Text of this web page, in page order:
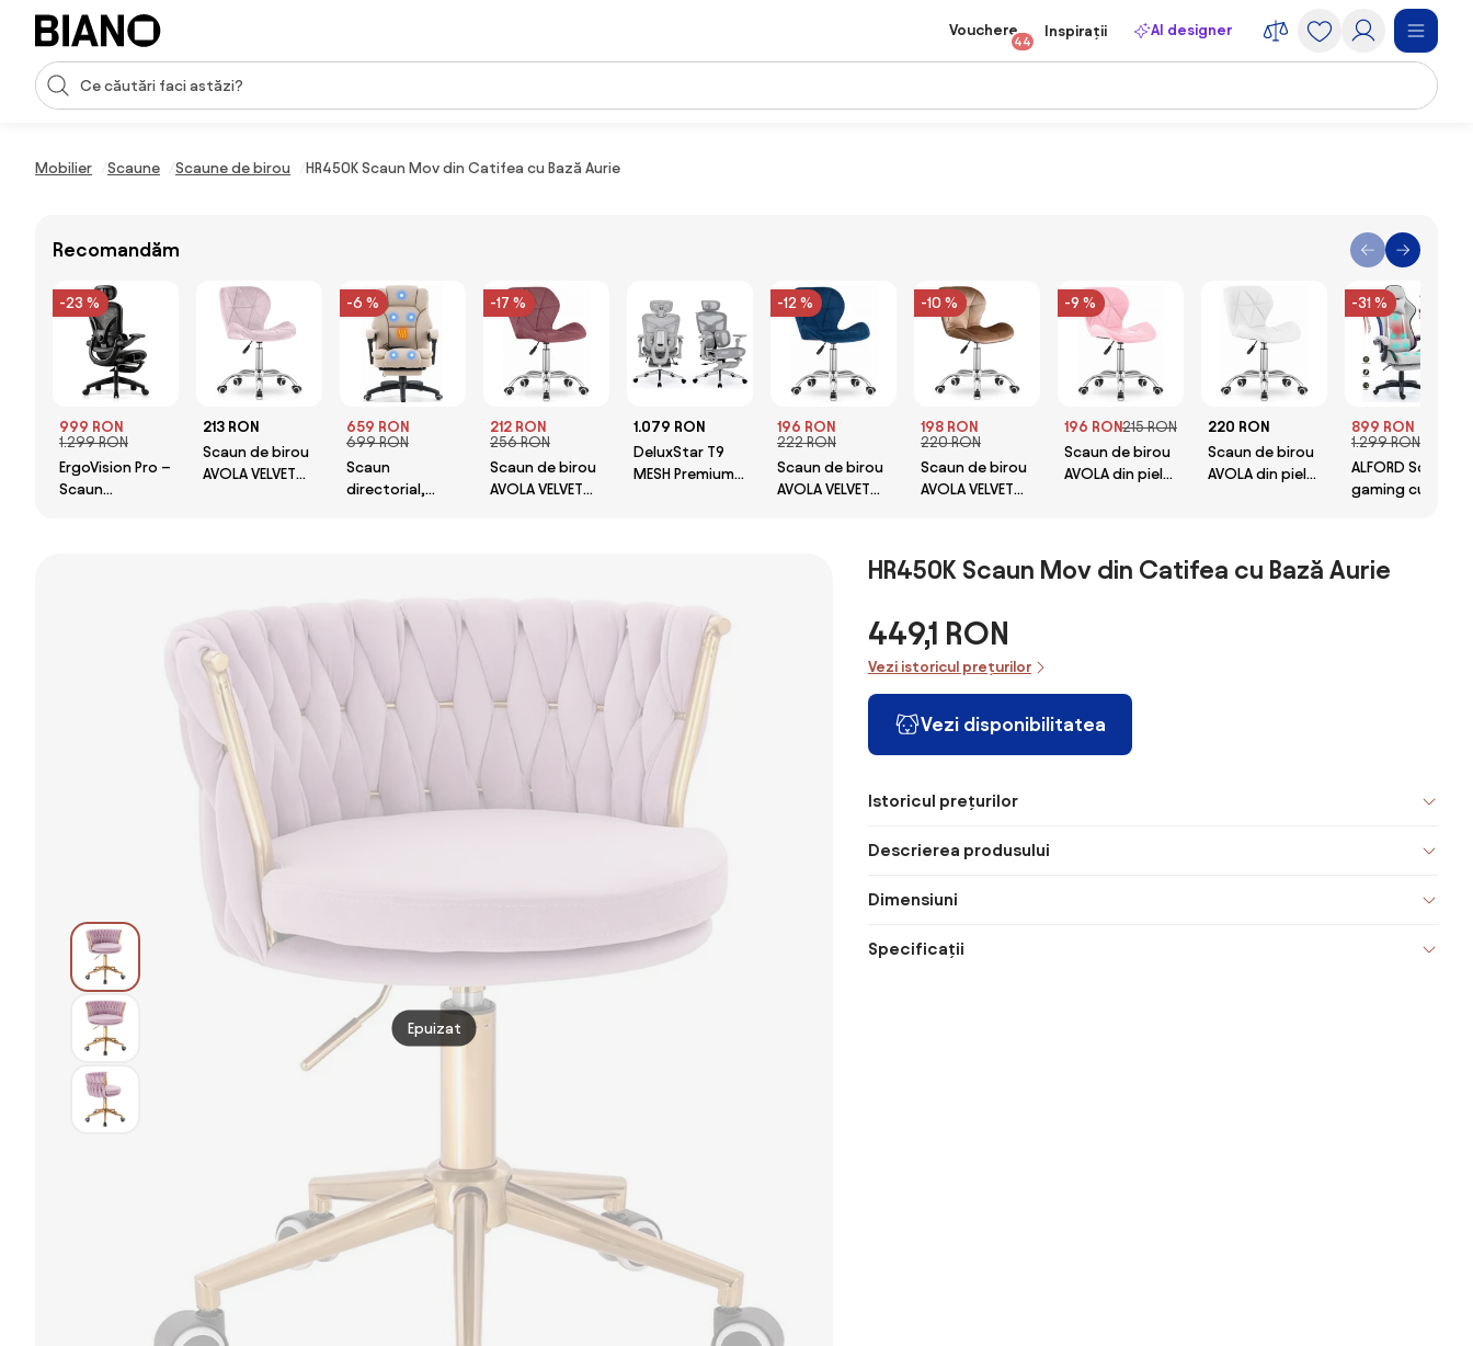
Sari peste navigare, accesează conținutul
Introducerea căutării
Vouchere
44
Inspirații AI designer
Mobilier Scaune Scaune de birou HR450K Scaun Mov din Catifea cu Bază Aurie
Recomandăm
-23 %
999 RON
1.299 RON
ErgoVision Pro –
Scaun
213 RON
Scaun de birou
AVOLA VELVET
-6 %
659 RON
699 RON
Scaun
directorial,
suport pentru
picioare,
material textil
premium, Bej
-17 %
212 RON
256 RON
Scaun de birou
AVOLA VELVET
1.079 RON
DeluxStar T9
MESH Premium
Reglabil pe
Înaltime în 5
Mecanism
Înclinare/Blocare,
Mesh, Gri
-12 %
196 RON
222 RON
Scaun de birou
AVOLA VELVET
-10 %
198 RON
220 RON
Scaun de birou
AVOLA VELVET
-9 %
196 RON215 RON
Scaun de birou
AVOLA din piele
220 RON
Scaun de birou
AVOLA din piele
-31 %
899 RON
1.299 RON
ALFORD Scaun
gaming cu
Masaj, Sistem
Epuizat
HR450K Scaun Mov din Catifea cu Bază Aurie
449,1 RON
Vezi istoricul prețurilor
Vezi disponibilitatea
Istoricul prețurilor
Descrierea produsului
Dimensiuni
Specificații